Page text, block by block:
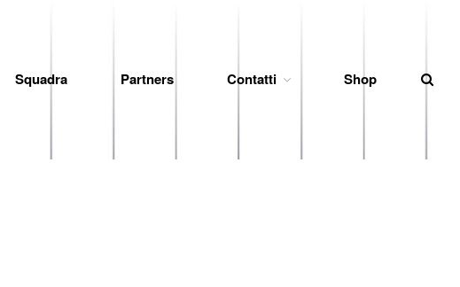
Squadra Partners Contatti Shop